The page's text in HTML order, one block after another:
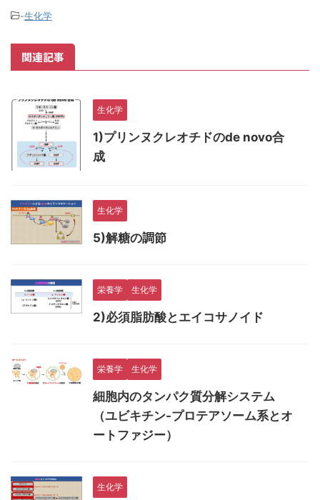
-生化学
関連記事
生化学
1)プリンヌクレオチドのde novo合
成
生化学
5)解糖の調節
栄養学 生化学
2)必須脂肪酸とエイコサノイド
栄養学 生化学
細胞内のタンパク質分解システム
（ユビキチン-プロテアソーム系とオ
ートファジー）
生化学